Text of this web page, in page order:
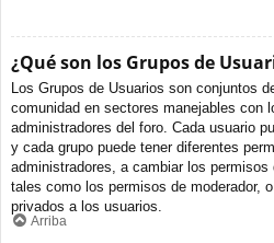
¿Qué son los Grupos de
Los Grupos de Usuarios son conjuntos
comunidad en sectores manejables con
administradores del foro. Cada usuario
y cada grupo puede tener diferentes
administradores, a cambiar los permisos
tales como los permisos de moderador,
privados a los usuarios.
Arriba